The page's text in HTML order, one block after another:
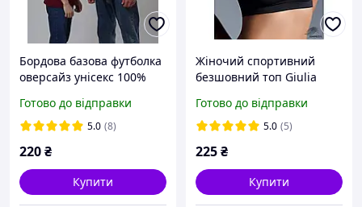
Бордова базова футболка
оверсайз унісекс 100%
Valueweight марсала
вишневий
Готово до відправки
5.0 (8)
220₴
Купити
Жіночий спортивний
безшовний топ Giulia
Готово до відправки
5.0 (5)
225₴
Купити